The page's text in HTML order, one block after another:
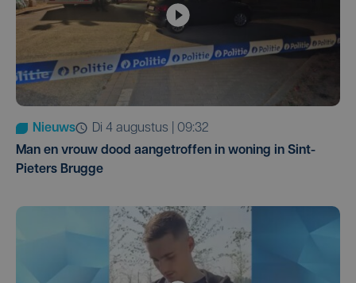
Nieuws
di 4 augustus | 09:32
Man en vrouw dood aangetroffen in woning in Sint-
Pieters Brugge